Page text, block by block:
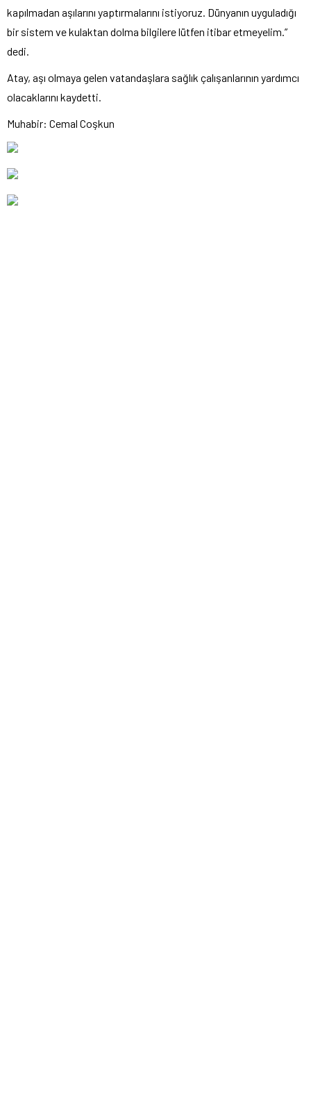
kapılmadan aşılarını yaptırmalarını istiyoruz. Dünyanın uyguladığı
bir sistem ve kulaktan dolma bilgilere lütfen itibar etmeyelim.”
dedi.
Atay, aşı olmaya gelen vatandaşlara sağlık çalışanlarının yardımcı
olacaklarını kaydetti.
Muhabir: Cemal Coşkun